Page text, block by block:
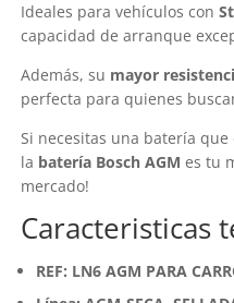
Ideales para vehículos con
capacidad de arranque
Además, su mayor
perfecta para quienes
Si necesitas una batería que
la batería Bosch AGM es tu
mercado!
Caracteristicas
REF: LN6 AGM PARA